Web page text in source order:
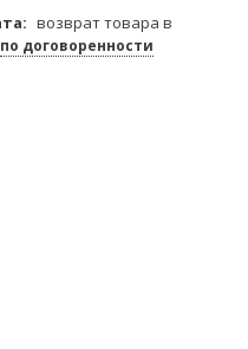
возврат товара в
по договоренности